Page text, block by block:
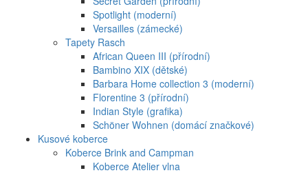
Spotlight (moderní)
Versailles (zámecké)
Tapety Rasch
African Queen III (přírodní)
Bambino XIX (dětské)
Barbara Home collection 3 (moderní)
Florentine 3 (přírodní)
Indian Style (grafika)
Schöner Wohnen (domácí značkové)
Kusové koberce
Koberce Brink and Campman
Koberce Atelier vlna